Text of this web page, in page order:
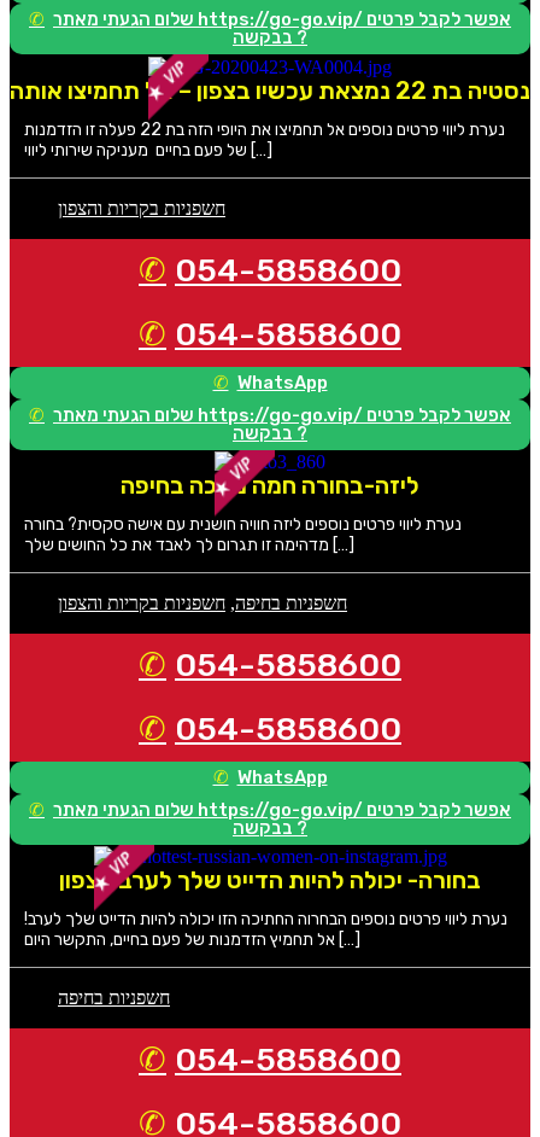
שלום הגעתי מאתר https://go-go.vip/ אפשר לקבל פרטים
בבקשה ?
נסטיה בת 22 נמצאת עכשיו בצפון – אל תחמיצו אותה
נערת ליווי פרטים נוספים אל תחמיצו את היופי הזה בת 22 פעלה זו הזדמנות
של פעם בחיים מעניקה שירותי ליווי […]
חשפניות בקריות והצפון
054-5858600
054-5858600
WhatsApp
שלום הגעתי מאתר https://go-go.vip/ אפשר לקבל פרטים
בבקשה ?
ליזה-בחורה חמה מחכה בחיפה
נערת ליווי פרטים נוספים ליזה חוויה חושנית עם אישה סקסית? בחורה
מדהימה זו תגרום לך לאבד את כל החושים שלך […]
חשפניות בחיפה, חשפניות בקריות והצפון
054-5858600
054-5858600
WhatsApp
שלום הגעתי מאתר https://go-go.vip/ אפשר לקבל פרטים
בבקשה ?
בחורה- יכולה להיות הדייט שלך לערב בצפון
נערת ליווי פרטים נוספים הבחרוה החתיכה הזו יכולה להיות הדייט שלך לערב!
אל תחמיץ הזדמנות של פעם בחיים, התקשר היום […]
חשפניות בחיפה
054-5858600
054-5858600